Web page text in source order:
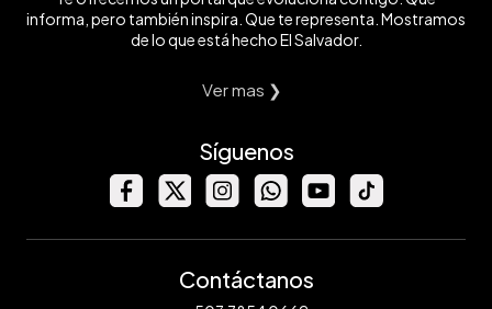
informa, pero también inspira. Que te representa. Mostramos
de lo que está hecho El Salvador.
Ver mas ❯
Síguenos
Contáctanos